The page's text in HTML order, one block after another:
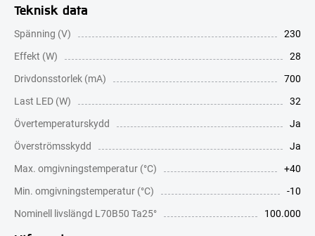
Teknisk data
Spänning (V)
230
Effekt (W)
28
Drivdonsstorlek (mA)
700
Last LED (W)
32
Övertemperaturskydd
Ja
Överströmsskydd
Ja
Max. omgivningstemperatur (°C)
+40
Min. omgivningstemperatur (°C)
-10
Nominell livslängd L70B50 Ta25°
100.000